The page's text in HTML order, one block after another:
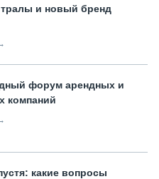
и новый бренд
форум арендных и
компаний
какие вопросы